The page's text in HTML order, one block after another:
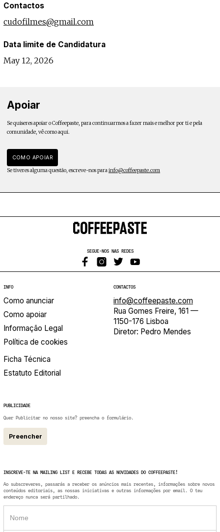
Contactos
cudofilmes@gmail.com
Data limite de Candidatura
May 12, 2026
Apoiar
Se quiseres apoiar o Coffeepaste, para continuarmos a fazer mais e melhor por ti e pela
comunidade, vê como aqui.
COMO APOIAR
Se tiveres alguma questão, escreve-nos parainfo@coffeepaste.com
SEGUE-NOS NAS REDES
INFO
Como anunciar
Como apoiar
Informação Legal
Política de cookies
Ficha Técnica
Estatuto Editorial
CONTACTOS
info@coffeepaste.com
Rua Gomes Freire, 161 —
1150-176 Lisboa
Diretor: Pedro Mendes
PUBLICIDADE
Quer Publicitar no nosso site? preencha o formulário.
Preencher
INSCREVE-TE NA MAILING LIST E RECEBE TODAS AS NOVIDADES DO COFFEEPASTE!
Ao subscreveres, passarás a receber os anúncios mais recentes, informações sobre novos
conteúdos editoriais, as nossas iniciativas e outras informações por email. O teu
endereço nunca será partilhado.